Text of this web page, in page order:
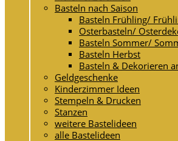
Basteln nach Saison
Basteln Frühling/
Osterbasteln/
Basteln Sommer/
Basteln Herbst
Basteln & Dekorieren
Geldgeschenke
Kinderzimmer Ideen
Stempeln & Drucken
Stanzen
weitere Bastelideen
alle Bastelideen